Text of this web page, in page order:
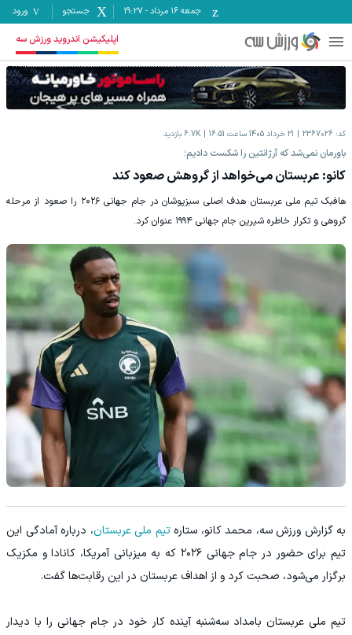
جمعه ۱۶ مرداد -
19:27 جستجو ورود
اپلیکیشن اندروید ورزش سه
کد: 2367026 21 خرداد 1405 ساعت 16:51 6.7K بازدید
باورمان نمی‌شد که آرژانتین را شکست دادیم؛
کانو: عربستان می‌خواهد از گروهش صعود کند
هافبک تیم ملی عربستان هدف اصلی سبزپوشان در جام جهانی ۲۰۲۶ را صعود از مرحله
گروهی و تکرار خاطره شیرین جام جهانی ۱۹۹۴ عنوان کرد.
به گزارش ورزش سه، محمد کانو، ستارهتیم ملی عربستان، درباره آمادگی این
تیم برای حضور در جام جهانی ۲۰۲۶ که به میزبانی آمریکا، کانادا و مکزیک
برگزار می‌شود، صحبت کرد و از اهداف عربستان در این رقابت‌ها گفت.
تیم ملی عربستان بامداد سه‌شنبه آینده کار خود در جام جهانی را با دیدار